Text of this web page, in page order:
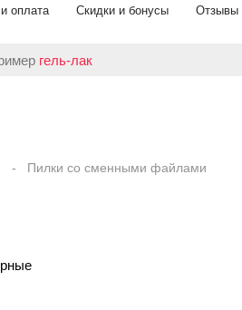
оплата Скидки и бонусы Отзывы
гель-лак
Пилки со сменными файлами